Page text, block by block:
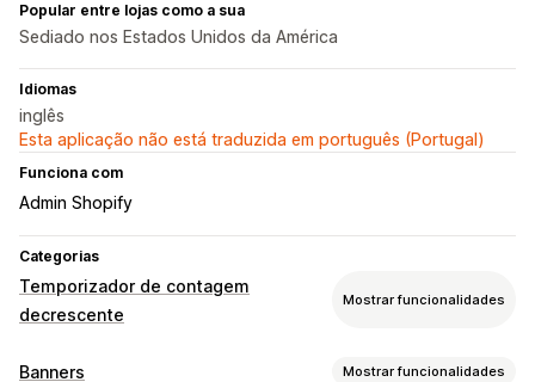
Popular entre lojas como a sua
Sediado nos Estados Unidos da América
Idiomas
inglês
Esta aplicação não está traduzida em português (Portugal)
Funciona com
Admin Shopify
Categorias
Temporizador de contagem
decrescente
Mostrar funcionalidades
Opções de apresentação
Banners Mostrar funcionalidades